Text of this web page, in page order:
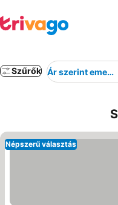
Szűrők Ár szerint
Népszerű választás